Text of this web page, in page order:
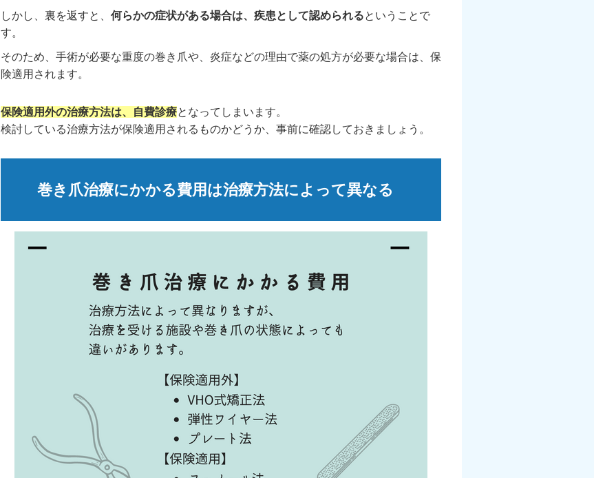
しかし、裏を返すと、 何らかの症状がある場合は、疾患として認められるということで
す。
そのため、手術が必要な重度の巻き爪や、炎症などの理由で薬の処方が必要な場合は、保
険適用されます。
保険適用外の治療方法は、自費診療となってしまいます。
検討している治療方法が保険適用されるものかどうか、事前に確認しておきましょう。
巻き爪治療にかかる費用は治療方法によって異なる